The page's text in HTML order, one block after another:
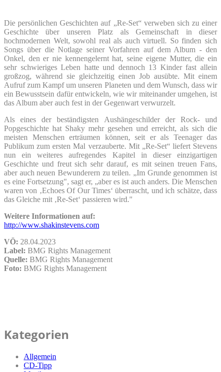
Die persönlichen Geschichten auf „Re-Set“ verweben sich zu einer
Geschichte über unseren Platz als Gemeinschaft in dieser
hochmodernen Welt, sowohl real als auch virtuell. So finden sich
Songs über die Notlage seiner Vorfahren auf dem Album - den
Onkel, den er nie kennengelernt hat, seine eigene Mutter, die ein
sehr schwieriges Leben hatte und dennoch 13 Kinder fast allein
großzog, während sie gleichzeitig einen Job ausübte. Mit einem
Aufruf zum Kampf um unseren Planeten und dem Wunsch, dass wir
ein Bewusstsein dafür entwickeln, wie wir miteinander umgehen, ist
das Album aber auch fest in der Gegenwart verwurzelt.
Als eines der beständigsten Aushängeschilder der Rock- und
Popgeschichte hat Shaky mehr gesehen und erreicht, als sich die
meisten Menschen erträumen können, seit er als Teenager das
Publikum zum ersten Mal verzauberte. Mit „Re-Set“ liefert Stevens
nun ein weiteres aufregendes Kapitel in dieser einzigartigen
Geschichte und freut sich sehr darauf, es mit seinen treuen Fans,
aber auch neuen Bewunderern zu teilen. „Im Grunde genommen ist
es eine Fortsetzung", sagt er, „aber es ist auch anders. Die Menschen
waren von ‚Echoes Of Our Times‘ überrascht, und ich schätze, dass
das Gleiche mit ‚Re-Set‘ passieren wird."
Weitere Informationen auf:
http://www.shakinstevens.com
VÖ: 28.04.2023
Label: BMG Rights Management
Quelle: BMG Rights Management
Foto: BMG Rights Management
Kategorien
Allgemein
CD-Tipp